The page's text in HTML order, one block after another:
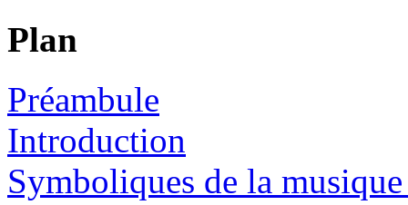
Plan
Préambule
Introduction
Symboliques de la